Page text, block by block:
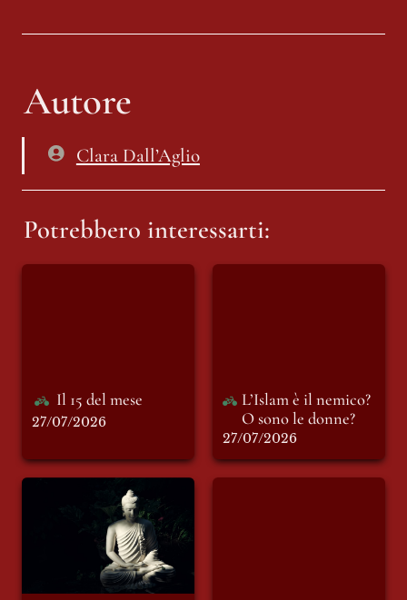
Autore
Clara Dall’Aglio
Potrebbero interessarti:
Il 15 del mese
27/07/2026
L’Islam è il nemico?
O sono le donne?
27/07/2026
BUDDHA,
ORIENTALISMO E
MENOPAUSA